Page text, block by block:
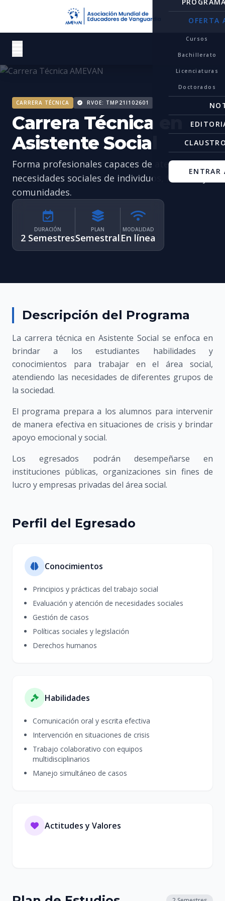
OFERTA
Cursos
Bachillerato
Licenciaturas
Doctorados
ENTRAR
CARRERA TÉCNICA RVOE: TMP21I102601
Carrera Técnica en
Asistente Social
Forma profesionales capaces de atender las
necesidades sociales de individuos, familias y
comunidades.
DURACIÓN
2 Semestres
PLAN
Semestral
MODALIDAD
En línea
Descripción del Programa
La carrera técnica en Asistente Social se enfoca en
brindar a los estudiantes habilidades y
conocimientos para trabajar en el área social,
atendiendo las necesidades de diferentes grupos de
la sociedad.
El programa prepara a los alumnos para intervenir
de manera efectiva en situaciones de crisis y brindar
apoyo emocional y social.
Los egresados podrán desempeñarse en
instituciones públicas, organizaciones sin fines de
lucro y empresas privadas del área social.
Perfil del Egresado
Conocimientos
Principios y prácticas del trabajo social
Evaluación y atención de necesidades sociales
Gestión de casos
Políticas sociales y legislación
Derechos humanos
Habilidades
Comunicación oral y escrita efectiva
Intervención en situaciones de crisis
Trabajo colaborativo con equipos
multidisciplinarios
Manejo simultáneo de casos
Actitudes y Valores